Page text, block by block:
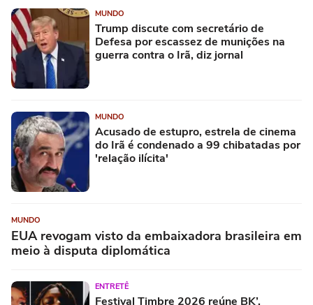
MUNDO
Trump discute com secretário de
Defesa por escassez de munições na
guerra contra o Irã, diz jornal
MUNDO
Acusado de estupro, estrela de cinema
do Irã é condenado a 99 chibatadas por
'relação ilícita'
MUNDO
EUA revogam visto da embaixadora brasileira em
meio à disputa diplomática
ENTRETÊ
Festival Timbre 2026 reúne BK’,